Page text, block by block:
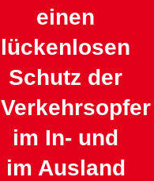
einen
lückenlosen
Schutz der
Verkehrsopfer
im In- und
im Ausland